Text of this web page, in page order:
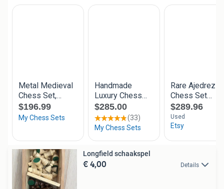
Longfield schaakspel
€ 4,00 Details